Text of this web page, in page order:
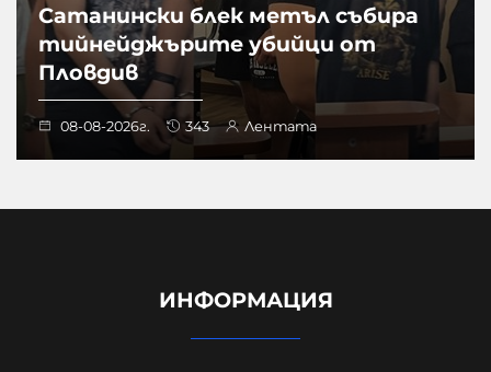
Сатанински блек метъл събира
тийнейджърите убийци от
Пловдив
08-08-2026г. 343 Лентата
ИНФОРМАЦИЯ